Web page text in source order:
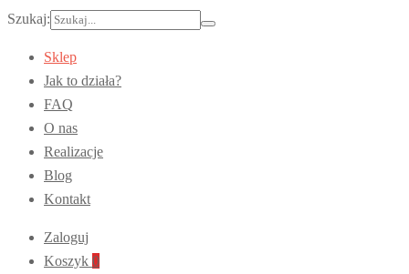
Szukaj:
Sklep
Jak to działa?
FAQ
O nas
Realizacje
Blog
Kontakt
Zaloguj
Koszyk 0